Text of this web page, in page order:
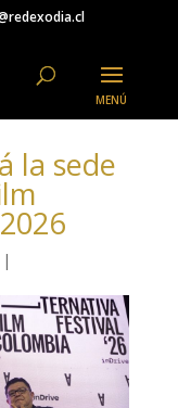
la sede
|